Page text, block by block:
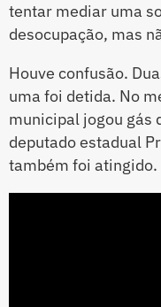
tentar mediar uma
desocupação, mas
Houve confusão.
uma foi detida. No
municipal jogou gás
deputado estadual
também foi atingido.